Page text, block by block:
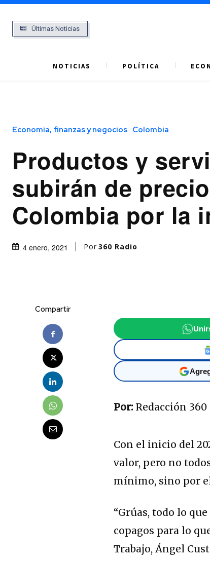
Últimas Noticias
NOTICIAS POLÍTICA
Economía, finanzas y negocios Colombia
Productos y
subirán de
Colombia por la
4 enero, 2021 Por 360 Radio
Compartir
Por: Redacción 360
Con el inicio del
valor, pero no
mínimo, sino por
“Grúas, todo lo
copagos para lo
Trabajo, Ángel